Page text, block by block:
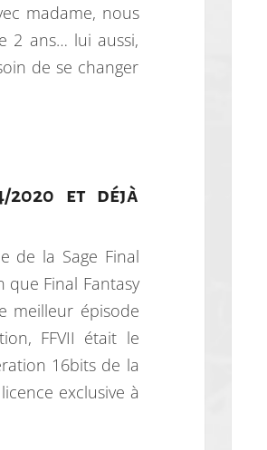
madame, nous
2 ans… lui aussi,
de se changer
2020 et déjà
de la Sage Final
que Final Fantasy
meilleur épisode
FFVII était le
16bits de la
exclusive à